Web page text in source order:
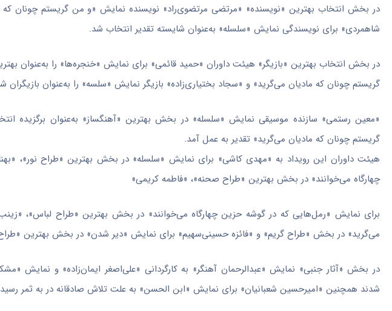
در بخش انتخاب بهترین «نویسنده» «مرتضی مرتضوی‌راد» نویسنده نمایش «و من گریستم چونان که
شاهمردی» برای نویسندگی نمایش «سلسله» به‌عنوان شایسته تقدیر انتخاب شد.
در بخش انتخاب بهترین «بازیگر» هیئت داوران «حمید قائمی» برای نمایش «خنجره‌ها» را به‌عنوان
گریستم چونان که مادیان می‌گرید» و «سجاد بختیاری‌زاده» بازیگر نمایش «سلسه» را به‌عنوان بازیگران
«معین رستمی» سازنده موسیقی نمایش «سلسله» در بخش بهترین «آهنگساز» به‌عنوان برگزیده
گریستم چونان که مادیان می‌گرید» تقدیر به عمل آمد.
هیئت داوران این رویداد به «مهدی کاشی» برای نمایش «سلسله» در بخش بهترین «طراح نور»،
چهارگاه می‌خوانند» در بخش بهترین «طراح صحنه»، «فاطمه کریمی»
برای نمایش «رمل‌هایی که در گوشهحزینچهارگاه می‌خوانند» در بخش بهترین «طراح لباس»،
می‌گرید» در بخش «طراح گریم» و «فائزه حسینی‌سهیم» برای نمایش «دیر شدن» در بخش بهترین «طراح
در بخش «آثار جنبی» نمایش «عبدالرحمان آهنگر» به کارگردانی «علی‌اصغر ایمان‌زاده» و نمایش
شدند همچنین «امیرحسین شعبانیان» برای نمایش «ابن الحسن» به علت تلاش صادقانه در به ثمر